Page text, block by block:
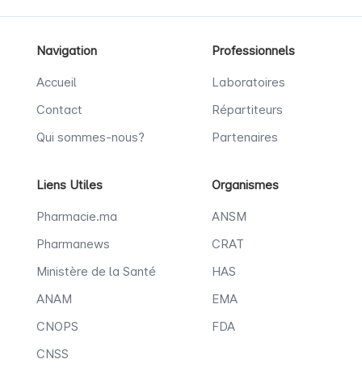
Navigation
Accueil
Contact
Qui sommes-nous?
Professionnels
Laboratoires
Répartiteurs
Partenaires
Liens Utiles
Pharmacie.ma
Pharmanews
Ministère de la Santé
ANAM
CNOPS
CNSS
Organismes
ANSM
CRAT
HAS
EMA
FDA